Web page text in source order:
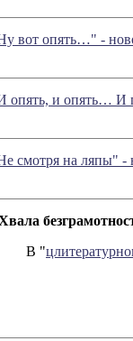
вот опять…" -
опять, и опять… И
смотря на ляпы" -
В "